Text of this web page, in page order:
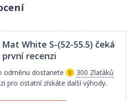
White S-(52-55.5) čeká
první recenzi
odměnu dostanete
300 Zlaťáků
pro ostatní získáte další výhody.